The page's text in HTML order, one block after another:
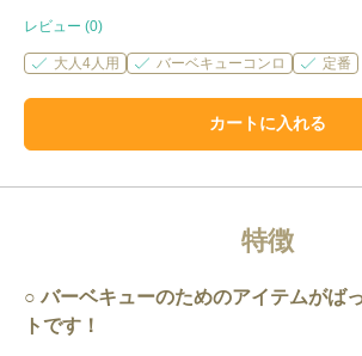
レビュー (0)
大人4人用 バーベキューコンロ 定番
カートに入れる
特徴
バーベキューのためのアイテムがば
トです！